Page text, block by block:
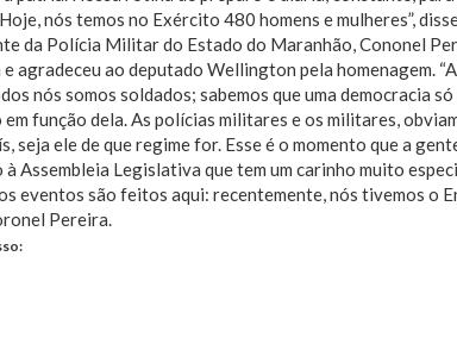
nós temos no Exército 480 homens e mulheres”,
da Polícia Militar do Estado do Maranhão, Cononel
e agradeceu ao deputado Wellington pela homenagem.
nós somos soldados; sabemos que uma democracia
função dela. As polícias militares e os militares,
seja ele de que regime for. Esse é o momento que a
à Assembleia Legislativa que tem um carinho muito
eventos são feitos aqui: recentemente, nós tivemos o
Pereira.